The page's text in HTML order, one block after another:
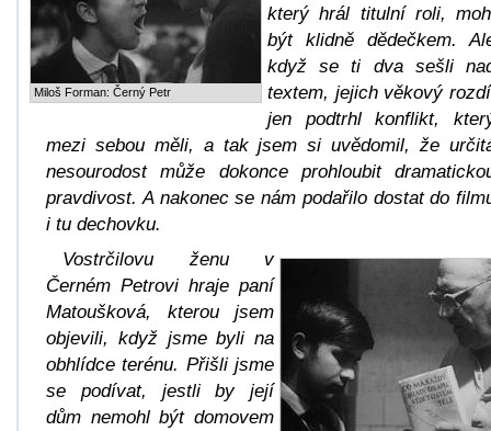
Miloš Forman: Černý Petr
který hrál titulní roli,
být klidně dědečkem.
když se ti dva sešli
textem, jejich věkový
jen podtrhl konflikt,
mezi sebou měli, a tak jsem si uvědomil, že
nesourodost může dokonce prohloubit
pravdivost. A nakonec se nám podařilo dostat do
i tu dechovku.
Vostrčilovu ženu v
Černém Petrovi hraje paní
Matoušková, kterou jsem
objevili, když jsme byli na
obhlídce terénu. Přišli jsme
se podívat, jestli by její
dům nemohl být domovem